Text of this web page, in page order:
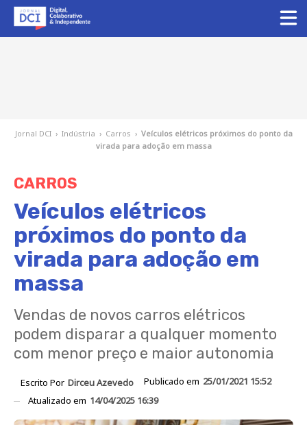
Jornal DCI › Indústria › Carros › Veículos elétricos próximos do ponto da
virada para adoção em massa
CARROS
Veículos elétricos
próximos do ponto da
virada para adoção em
massa
Vendas de novos carros elétricos
podem disparar a qualquer momento
com menor preço e maior autonomia
Escrito Por Dirceu Azevedo Publicado em 25/01/2021 15:52
Atualizado em 14/04/2025 16:39